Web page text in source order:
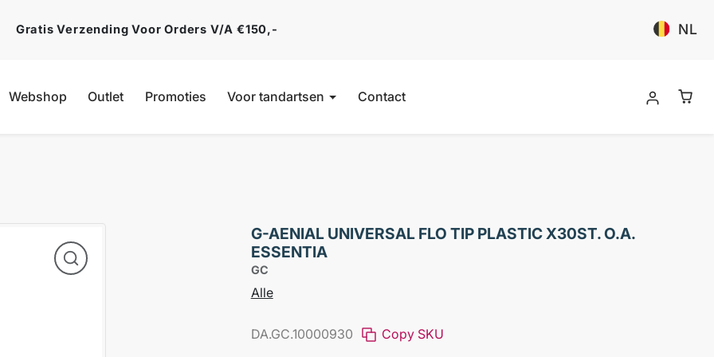
Gratis Verzending Voor Orders V/a €150,- NL
Webshop Outlet Promoties Voor tandartsen Contact
G-AENIAL UNIVERSAL FLO TIP PLASTIC X30ST. O.A.
ESSENTIA
GC
Alle
DA.GC.10000930 Copy SKU